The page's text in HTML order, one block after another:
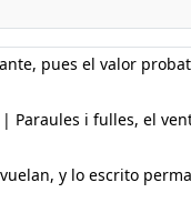
pues el valor
Paraules i fulles, el
y lo escrito